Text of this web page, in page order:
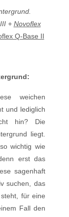
+ Novoflex
Q-Base II
weichen
und lediglich
hin? Die
liegt.
wichtig wie
erst das
sagenhaft
suchen, das
für eine
Fall den